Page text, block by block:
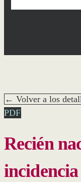
← Volver a los
PDF
Recién